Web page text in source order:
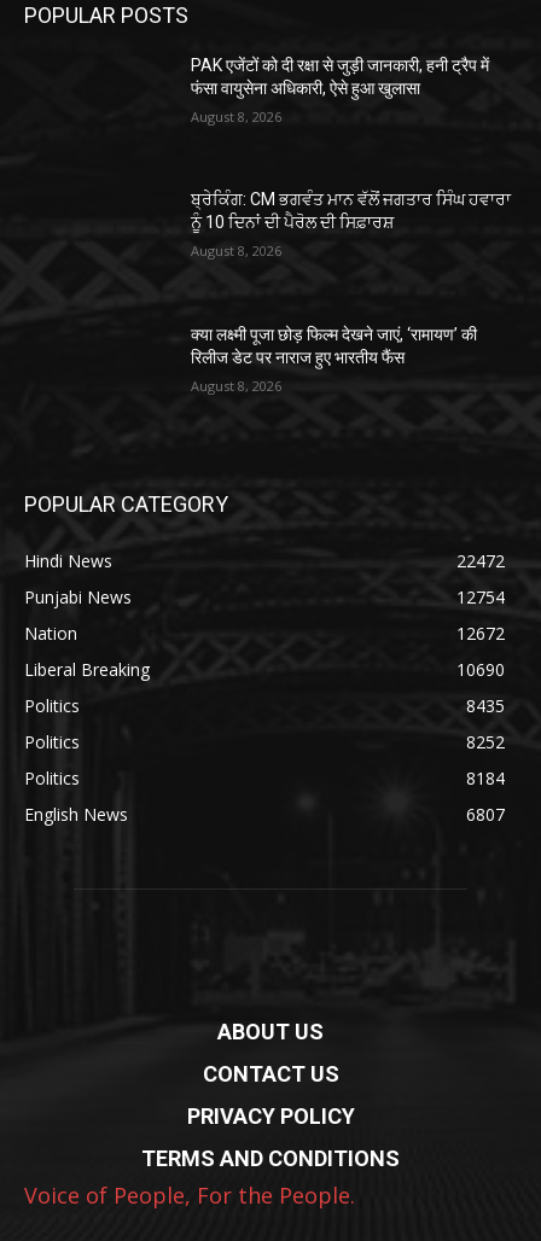
POPULAR POSTS
PAK एजेंटों को दी रक्षा से जुड़ी जानकारी, हनी ट्रैप में
फंसा वायुसेना अधिकारी, ऐसे हुआ खुलासा
August 8, 2026
ਬ੍ਰੇਕਿੰਗ: CM ਭਗਵੰਤ ਮਾਨ ਵੱਲੋਂ ਜਗਤਾਰ ਸਿੰਘ ਹਵਾਰਾ
ਨੂੰ 10 ਦਿਨਾਂ ਦੀ ਪੈਰੋਲ ਦੀ ਸਿਫ਼ਾਰਸ਼
August 8, 2026
क्या लक्ष्मी पूजा छोड़ फिल्म देखने जाएं, ‘रामायण’ की
रिलीज डेट पर नाराज हुए भारतीय फैंस
August 8, 2026
POPULAR CATEGORY
Hindi News
22472
Punjabi News
12754
Nation
12672
Liberal Breaking
10690
Politics
8435
Politics
8252
Politics
8184
English News
6807
ABOUT US
CONTACT US
PRIVACY POLICY
TERMS AND CONDITIONS
Voice of People, For the People.